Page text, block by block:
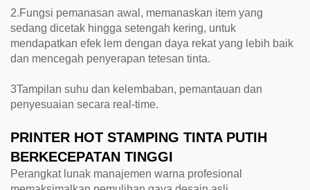
2.Fungsi pemanasan awal, memanaskan item yang
sedang dicetak hingga setengah kering, untuk
mendapatkan efek lem dengan daya rekat yang lebih baik
dan mencegah penyerapan tetesan tinta.
3Tampilan suhu dan kelembaban, pemantauan dan
penyesuaian secara real-time.
PRINTER HOT STAMPING TINTA PUTIH
BERKECEPATAN TINGGI
Perangkat lunak manajemen warna profesional